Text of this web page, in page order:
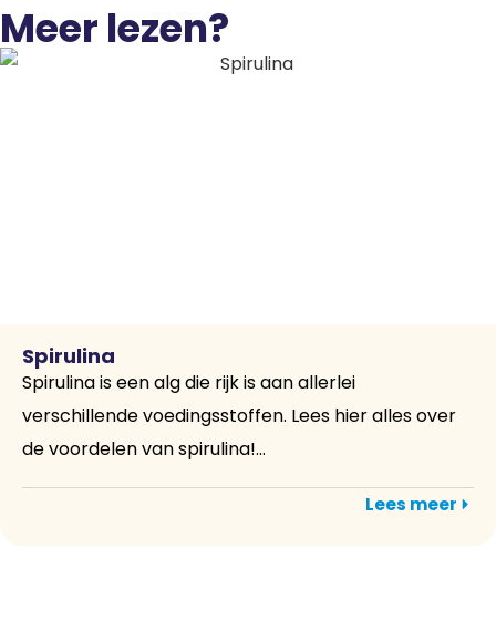
Meer lezen?
Spirulina
Spirulina is een alg die rijk is aan allerlei
verschillende voedingsstoffen. Lees hier alles over
de voordelen van spirulina!...
Lees meer